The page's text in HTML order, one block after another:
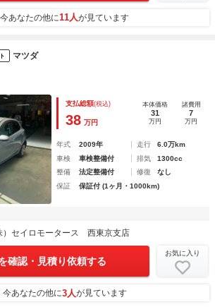
今あなたの他に11人が見ています
マツダ
支払総額(税込)
38 万円
本体価格
31
万円
諸費用
7
万円
年式 2009年 走行
6.0万km
車検
車検整備付 排気
1300cc
整備
法定整備付 修復
なし
保証
保証付 (1ヶ月・1000km)
）セイロモータース 西東京支店
確認・見積り依頼する
お気に入り
今あなたの他に3人が見ています